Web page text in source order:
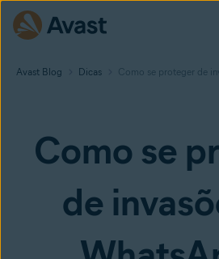
Avast Blog Dicas Como se proteger de
Como se
de